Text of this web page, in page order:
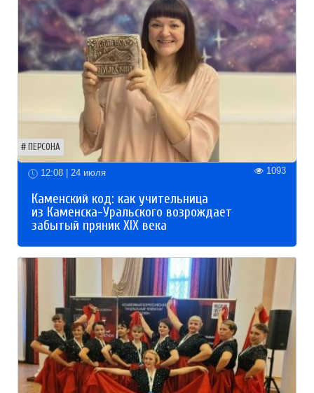
ПЕРСОНА
12:08 | 24 июля 1093
Каменский код: как учительница
из Каменска-Уральского возрождает
забытый пряник XIX века